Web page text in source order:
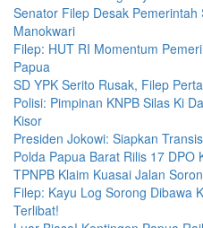
Senator Filep Desak
Manokwari
Filep: HUT RI Momentum
Papua
SD YPK Serito Rusak, Filep
Polisi: Pimpinan KNPB Silas Ki
Kisor
Presiden Jokowi: Siapkan
Polda Papua Barat Rilis 17 DPO
TPNPB Klaim Kuasai Jalan
Filep: Kayu Log Sorong Dibawa
Terlibat!